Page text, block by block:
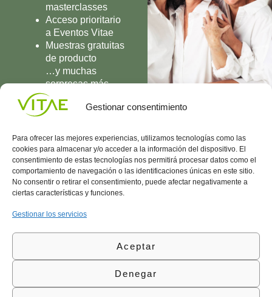
Gestionar consentimiento
Para ofrecer las mejores experiencias, utilizamos tecnologías como las
cookies para almacenar y/o acceder a la información del dispositivo. El
consentimiento de estas tecnologías nos permitirá procesar datos como el
comportamiento de navegación o las identificaciones únicas en este sitio.
No consentir o retirar el consentimiento, puede afectar negativamente a
ciertas características y funciones.
Gestionar los servicios
Aceptar
Denegar
masterclasses
Acceso prioritario
a Eventos Vitae
Muestras gratuitas
de producto
…y muchas
sorpresas más
UNIRME
Conocenos
Vitae
l
Área
Política
de
Política
Calidad
(+34)
935
©Vitae Health Innovation S.L. Todos los derechos